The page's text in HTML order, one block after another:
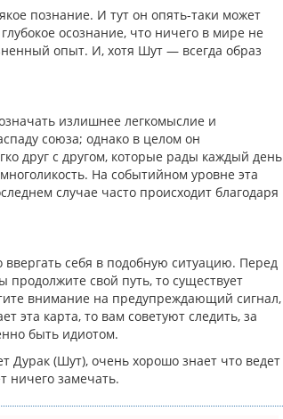
познание. И тут он опять-таки может
осознание, что ничего в мире не
опыт. И, хотя Шут — всегда образ
излишнее легкомыслие и
союза; однако в целом он
друг с другом, которые рады каждый день
На событийном уровне эта
случае часто происходит благодаря
себя в подобную ситуацию. Перед
свой путь, то существует
внимание на предупреждающий сигнал,
эта карта, то вам советуют следить, за
быть идиотом.
(Шут), очень хорошо знает что ведет
ничего замечать.